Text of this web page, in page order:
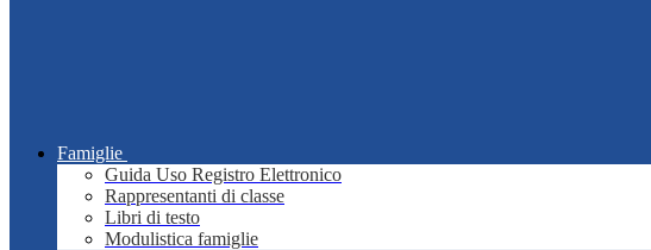
Famiglie
Guida Uso Registro Elettronico
Rappresentanti di classe
Libri di testo
Modulistica famiglie